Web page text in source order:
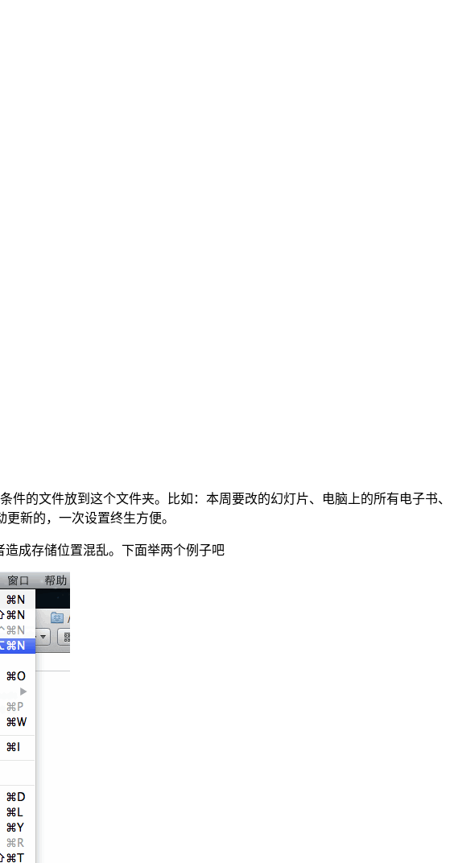
的文件放到这个文件夹。比如：本周要改的幻灯片、电脑上的所有电子书、
新的，一次设置终生方便。
成存储位置混乱。下面举两个例子吧